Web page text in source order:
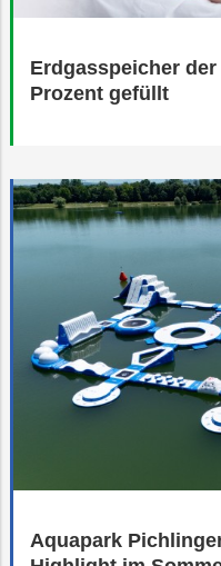
Erdgasspeicher
Prozent gefüllt
Aquapark